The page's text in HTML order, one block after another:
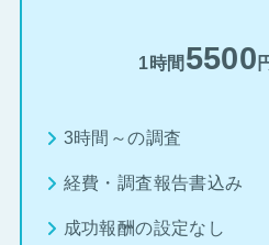
1時間 5500
3時間～の調査
経費・調査報告書込み
成功報酬の設定なし